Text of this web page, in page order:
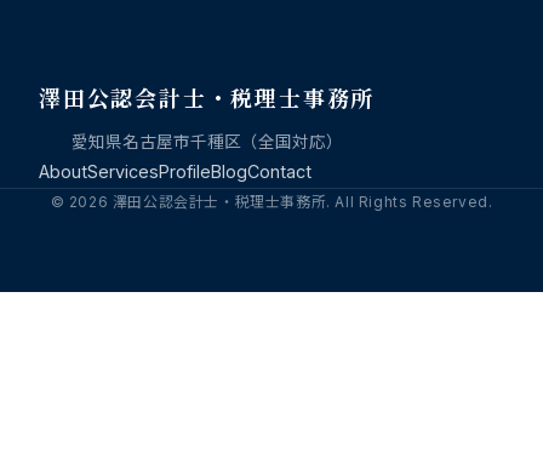
澤田公認会計士・税理士事務所
愛知県名古屋市千種区（全国対応）
AboutServicesProfileBlogContact
© 2026 澤田公認会計士・税理士事務所. All Rights Reserved.